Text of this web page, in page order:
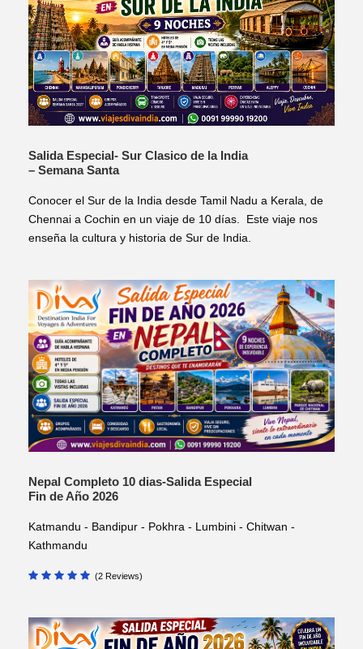
Salida Especial- Sur Clasico de la India
– Semana Santa
Conocer el Sur de la India desde Tamil Nadu a Kerala, de
Chennai a Cochin en un viaje de 10 días. Este viaje nos
enseña la cultura y historia de Sur de India.
Nepal Completo 10 dias-Salida Especial
Fin de Año 2026
Katmandu - Bandipur - Pokhra - Lumbini - Chitwan -
Kathmandu
(2 Reviews)